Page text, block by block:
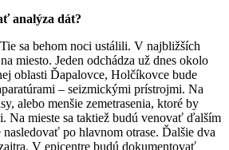
analýza dát?
sa behom noci ustálili. V najbližších
miesto. Jeden odchádza už dnes okolo
oblasti Ďapalovce, Holčíkovce bude
– seizmickými prístrojmi. Na
alebo menšie zemetrasenia, ktoré by
Na mieste sa taktiež budú venovať ďalším
po hlavnom otrase. Ďalšie dva
V epicentre budú dokumentovať